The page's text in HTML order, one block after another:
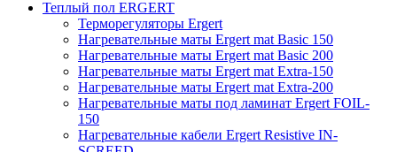
Теплый пол ERGERT
Терморегуляторы Ergert
Нагревательные маты Ergert mat Basic 150
Нагревательные маты Ergert mat Basic 200
Нагревательные маты Ergert mat Extra-150
Нагревательные маты Ergert mat Extra-200
Нагревательные маты под ламинат Ergert FOIL-
150
Нагревательные кабели Ergert Resistive IN-